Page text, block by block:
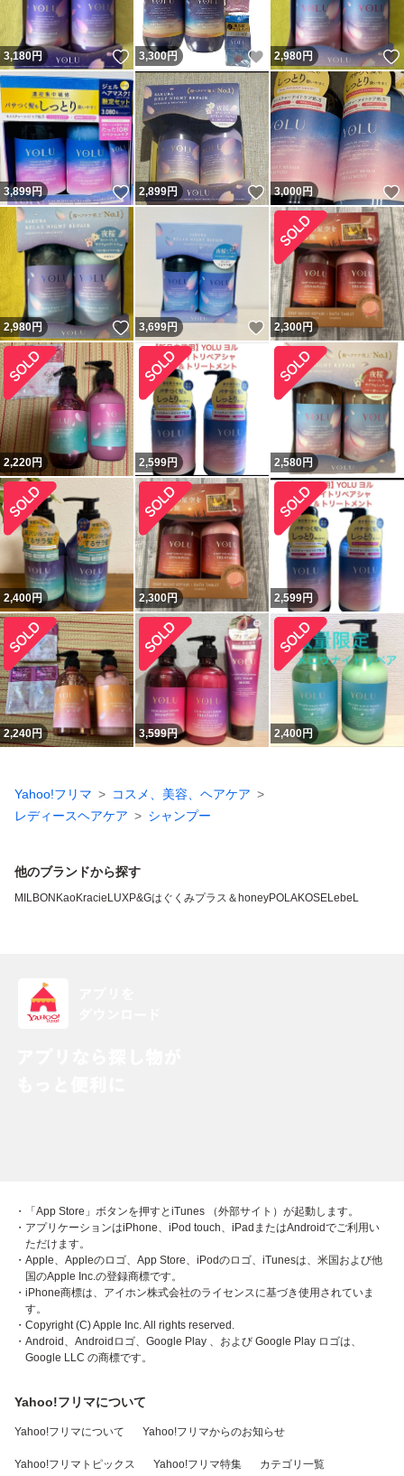
3,180円 いいね！
3,300円 いいね！
2,980円
3,899円 いいね！
2,899円 いいね！
3,000円
2,980円 いいね！
3,699円 いいね！
2,300円
2,220円 2,599円 2,580円
2,400円 2,300円 2,599円
2,240円 3,599円 2,400円
Yahoo!フリマ
コスメ、美容、ヘアケア
レディースヘアケア
シャンプー
他のブランドから探す
MILBON KaoKracie LUXP&Gはぐくみプラス ＆honeyPOLAKOSELebeL
・「App Store」ボタンを押すとiTunes （外部サイト）が起動します。
・アプリケーションはiPhone、iPod touch、iPadまたはAndroidでご利用い
ただけます。
・Apple、Appleのロゴ、App Store、iPodのロゴ、iTunesは、米国および他
国のApple Inc.の登録商標です。
・iPhone商標は、アイホン株式会社のライセンスに基づき使用されていま
す。
・Copyright (C) Apple Inc. All rights reserved.
・Android、Androidロゴ、Google Play 、および Google Play ロゴは、
Google LLC の商標です。
Yahoo!フリマについて
Yahoo!フリマについて Yahoo!フリマからのお知らせ
Yahoo!フリマトピックス Yahoo!フリマ特集 カテゴリ一覧